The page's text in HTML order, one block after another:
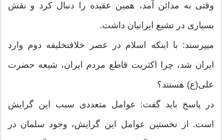
وقتی به مدائن آمد، همین عقیده را دنبال کرد و نقش
بسیاری در تشیع ایرانیان داشت.
می‏پرسند: با اینکه اسلام در عصر خلافت‏خلیفه دوم وارد
ایران شد، چرا اکثریت قاطع مردم ایران، شیعه حضرت
علی(ع) هستند؟
در پاسخ باید گفت: عوامل متعددی سبب این گرایش
است. از نخستین عوامل این گرایش، وجود سلمان در